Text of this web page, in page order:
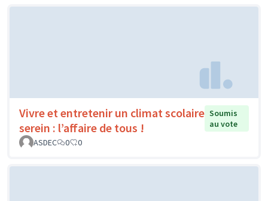
Vivre et entretenir un climat scolaire
serein : l’affaire de tous !
Soumis
au vote
ASDEC
0 0